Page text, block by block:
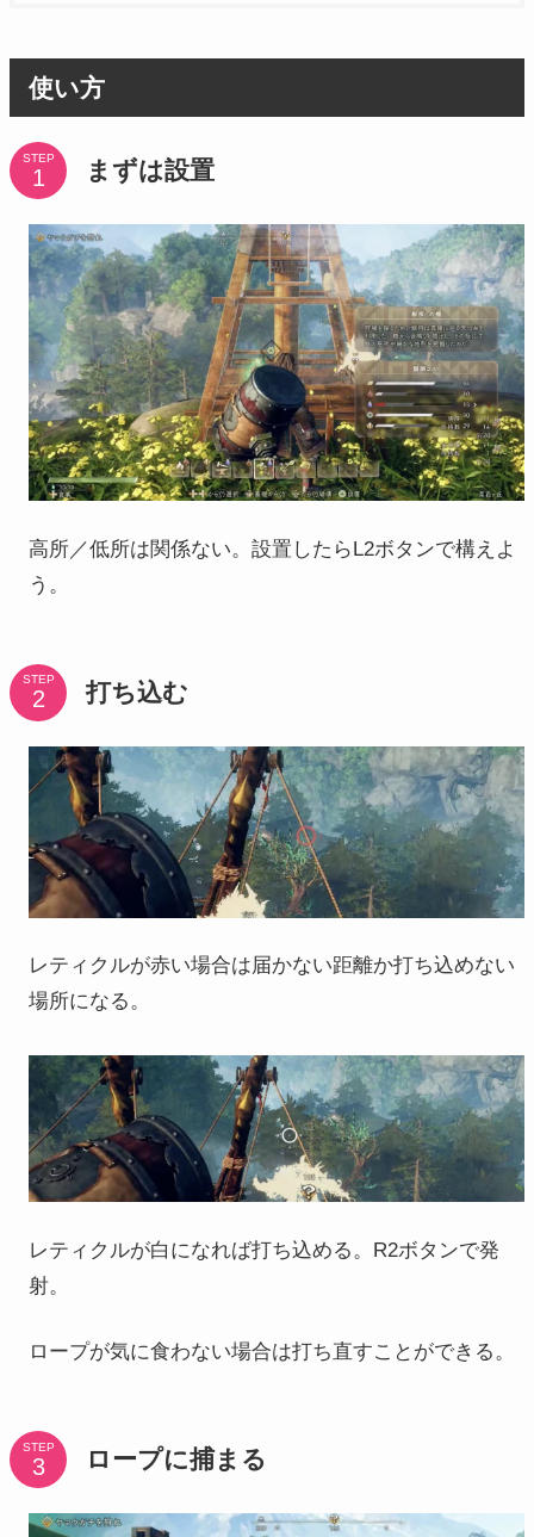
使い方
STEP まずは設置
高所／低所は関係ない。設置したらL2ボタンで構えよ
う。
STEP 打ち込む
レティクルが赤い場合は届かない距離か打ち込めない
場所になる。
レティクルが白になれば打ち込める。R2ボタンで発
射。
ロープが気に食わない場合は打ち直すことができる。
STEP ロープに捕まる